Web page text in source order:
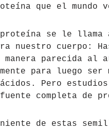
que el mundo
proteína se le
nuestro cuerpo:
manera parecida
para luego ser
Pero
completa de
de estas